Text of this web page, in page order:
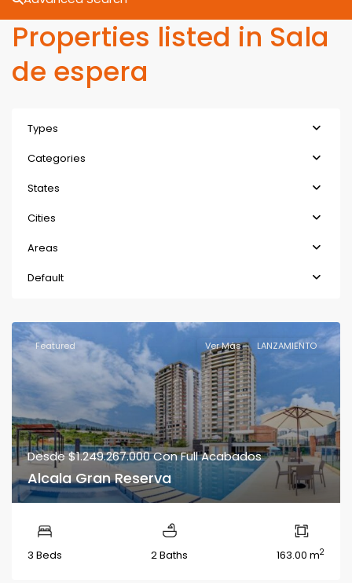
Properties listed in Sala
de espera
Types
Categories
States
Cities
Areas
Default
Featured Ver Más LANZAMIENTO
Desde$1.249.267.000Con Full Acabados
Alcala Gran Reserva
3 Beds 2 Baths 163.00 m2